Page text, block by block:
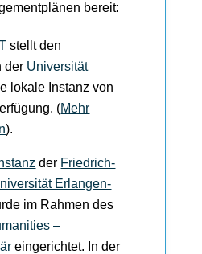
bereit:
stellt den
der Universität
lokale Instanz von
(Mehr
).
der Friedrich-
Erlangen-
im Rahmen des
–
eingerichtet. In der